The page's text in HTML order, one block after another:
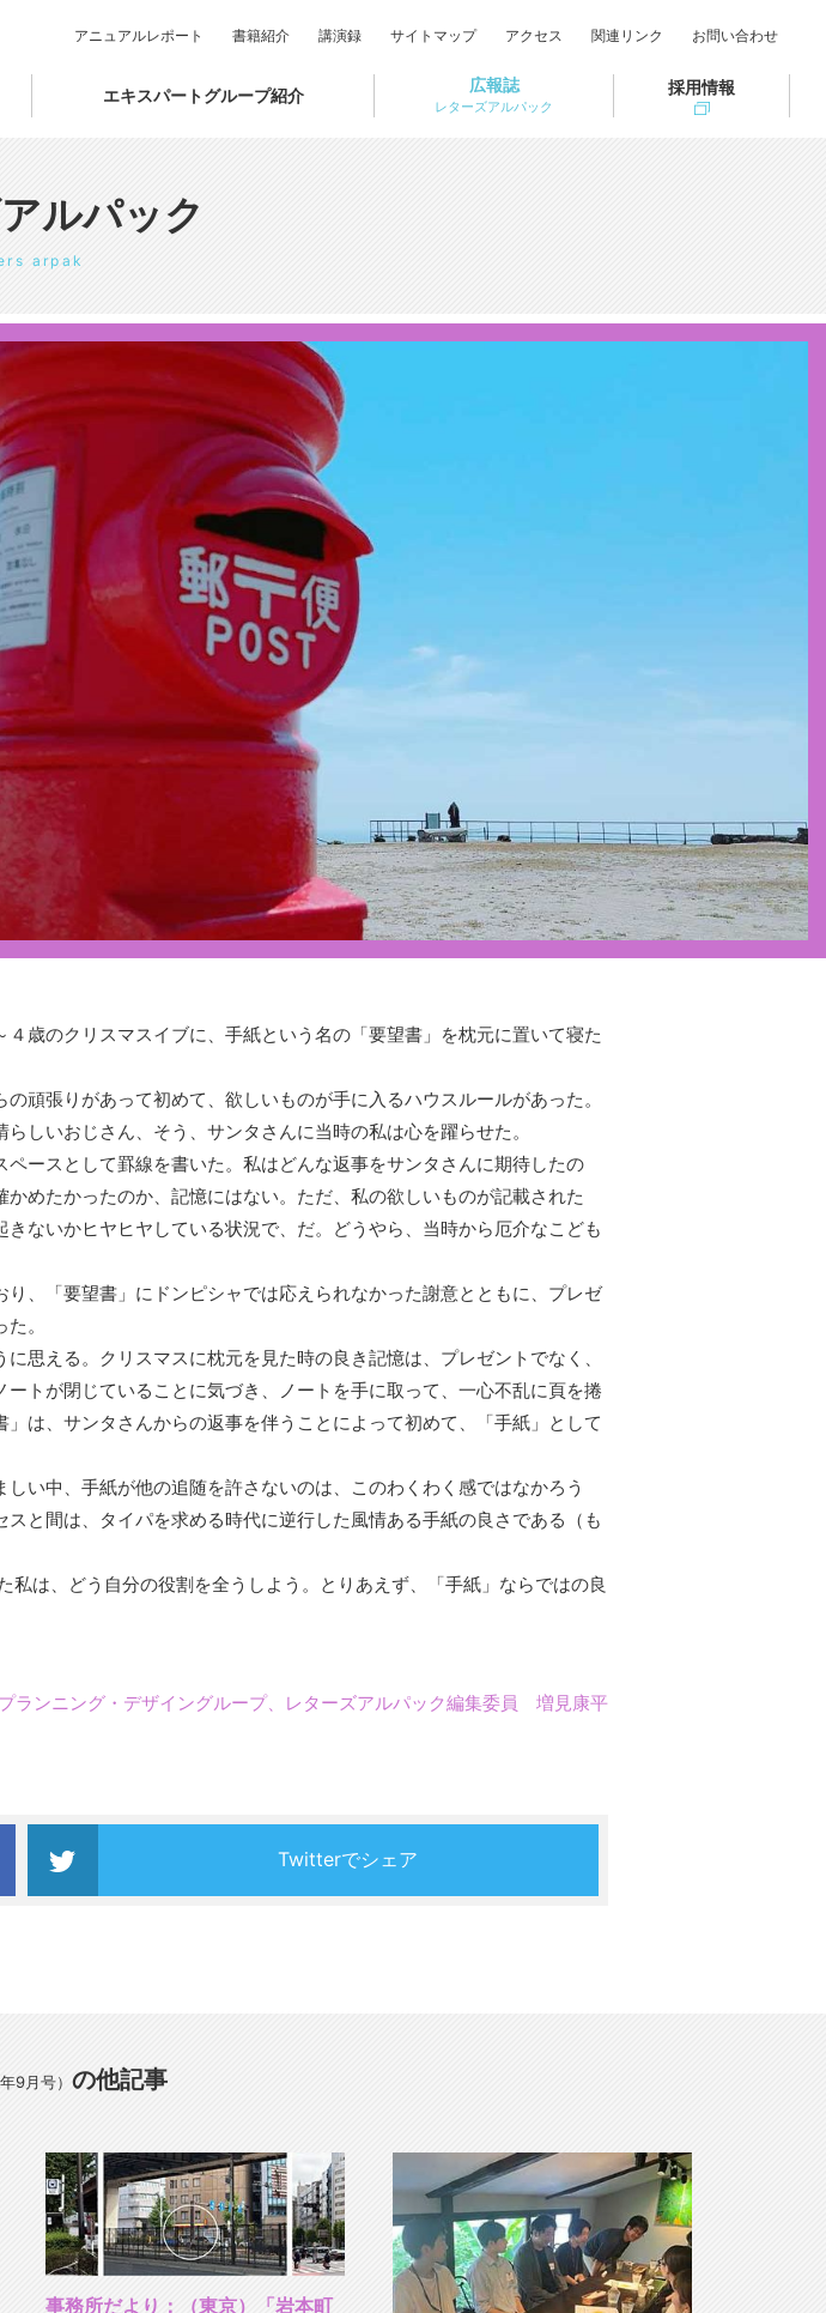
エキスパートグループ紹介
広報誌
レターズアルパック
採用情報
アニュアルレポート 書籍紹介 講演録 サイトマップ アクセス 関連リンク お問い合わせ
ルパック
arpak
歳のクリスマスイブに、手紙という名の「要望書」を枕元に置いて寝た
張りがあって初めて、欲しいものが手に入るハウスルールがあった。
しいおじさん、そう、サンタさんに当時の私は心を躍らせた。
ースとして罫線を書いた。私はどんな返事をサンタさんに期待したの
めたかったのか、記憶にはない。ただ、私の欲しいものが記載された
ないかヒヤヒヤしている状況で、だ。どうやら、当時から厄介なこども
、「要望書」にドンピシャでは応えられなかった謝意とともに、プレゼ
。
思える。クリスマスに枕元を見た時の良き記憶は、プレゼントでなく、
トが閉じていることに気づき、ノートを手に取って、一心不乱に頁を捲
は、サンタさんからの返事を伴うことによって初めて、「手紙」として
い中、手紙が他の追随を許さないのは、このわくわく感ではなかろう
と間は、タイパを求める時代に逆行した風情ある手紙の良さである（も
は、どう自分の役割を全うしよう。とりあえず、「手紙」ならではの良
ランニング・デザイングループ、レターズアルパック編集委員 増見康平
Twitterでシェア
9月号） の他記事
事務所だより：（東京）「岩本町